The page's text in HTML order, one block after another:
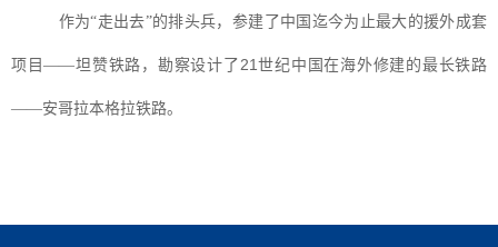
作为“走出去”的排头兵， 参建了中国迄今为止最大的援外成套
项目——坦赞铁路，勘察设计了21世纪中 国在海外修建的最长铁路
——安哥拉本格拉铁路。